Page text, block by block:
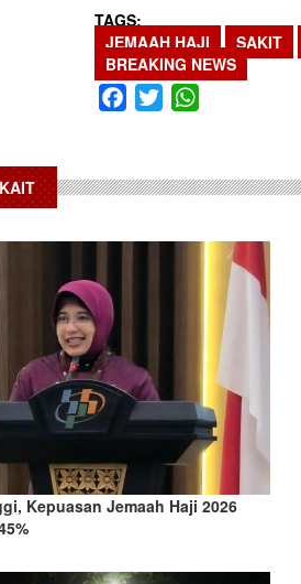
TAGS
JEMAAH HAJI
SAKIT
BREAKING NEWS
Facebook
Twitter
Kepuasan Jemaah Haji 2026